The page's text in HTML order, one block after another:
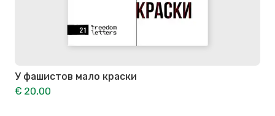
У фашистов мало краски
€ 20,00